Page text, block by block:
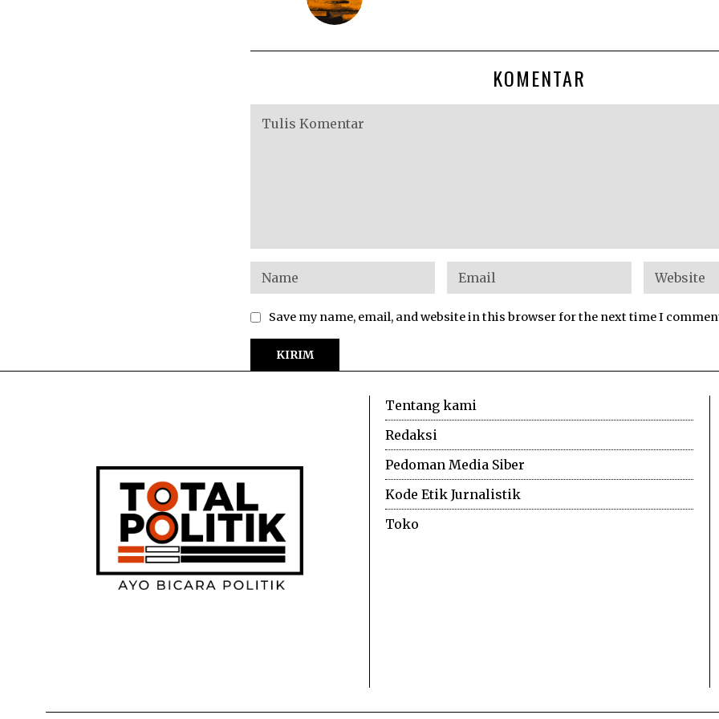
KOMENTAR
Save my name, email, and website in this browser for the next time I
Tentang kami
Redaksi
Pedoman Media Siber
Kode Etik Jurnalistik
Toko